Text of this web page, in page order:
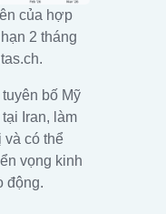
của hợp
2 tháng
tuyên bố Mỹ
tại Iran, làm
và có thể
vọng kinh
động.